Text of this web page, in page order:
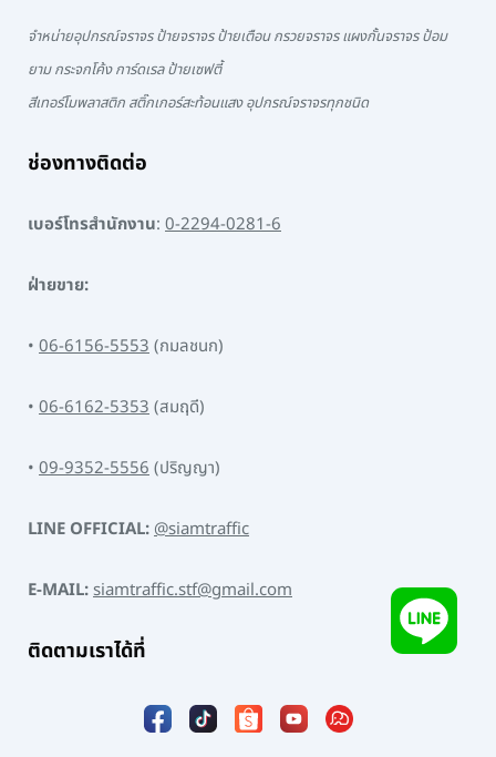
จำหน่ายอุปกรณ์จราจร ป้ายจราจร ป้ายเตือน กรวยจราจร แผงกั้นจราจร ป้อม
ยาม กระจกโค้ง การ์ดเรล ป้ายเซฟตี้
สีเทอร์โมพลาสติก สติ๊กเกอร์สะท้อนแสง อุปกรณ์จราจรทุกชนิด
ช่องทางติดต่อ
เบอร์โทรสำนักงาน: 0-2294-0281-6
ฝ่ายขาย:
• 06-6156-5553(กมลชนก)
• 06-6162-5353(สมฤดี)
• 09-9352-5556(ปริญญา)
LINE OFFICIAL:@siamtraffic
E-MAIL:siamtraffic.stf@gmail.com
ติดตามเราได้ที่